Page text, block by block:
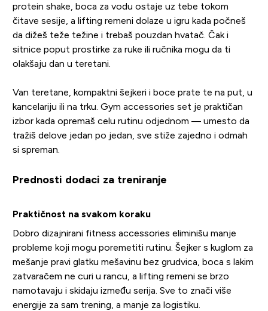
protein shake, boca za vodu ostaje uz tebe tokom
čitave sesije, a lifting remeni dolaze u igru kada počneš
da dižeš teže težine i trebaš pouzdan hvatač. Čak i
sitnice poput prostirke za ruke ili ručnika mogu da ti
olakšaju dan u teretani.
Van teretane, kompaktni šejkeri i boce prate te na put, u
kancelariju ili na trku. Gym accessories set je praktičan
izbor kada opremаš celu rutinu odjednom — umesto da
tražiš delove jedan po jedan, sve stiže zajedno i odmah
si spreman.
Prednosti dodaci za treniranje
Praktičnost na svakom koraku
Dobro dizajnirani fitness accessories eliminišu manje
probleme koji mogu poremetiti rutinu. Šejker s kuglom za
mešanje pravi glatku mešavinu bez grudvica, boca s lakim
zatvaračem ne curi u rancu, a lifting remeni se brzo
namotavaju i skidaju između serija. Sve to znači više
energije za sam trening, a manje za logistiku.